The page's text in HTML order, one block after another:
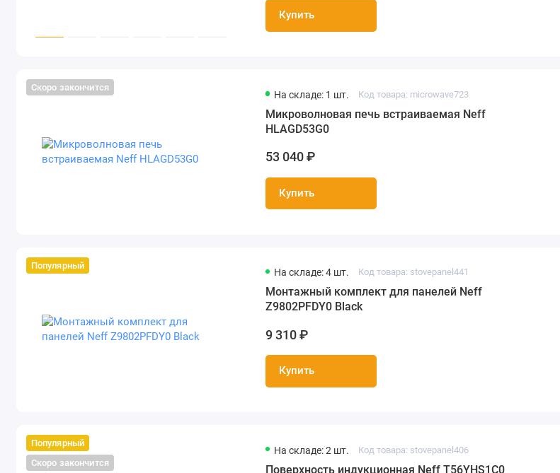
Купить
Скоро закончится
На складе: 1 шт. Код товара: microwave723
Микроволновая печь встраиваемая Neff
HLAGD53G0
53 040 ₽
Купить
Популярный
На складе: 4 шт. Код товара: stovepanel441
Монтажный комплект для панелей Neff
Z9802PFDY0 Black
9 310 ₽
Купить
Популярный
Скоро закончится
На складе: 2 шт. Код товара: stovepanel406
Поверхность индукционная Neff T56YHS1C0